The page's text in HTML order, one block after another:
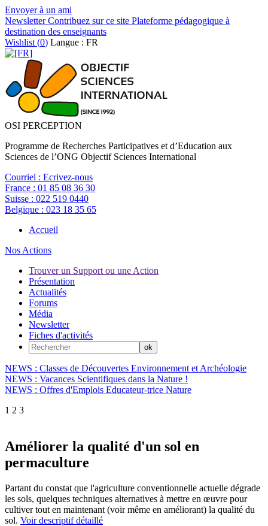
Envoyer à un ami
NewsletterContribuez sur ce site Plateforme pédagogique à
destination des enseignants
Wishlist (0) Langue : FR
OSI PERCEPTION
Programme de Recherches Participatives et d’Education aux
Sciences de l’ONG Objectif Sciences International
Courriel : Ecrivez-nous
France : 01 85 08 36 30
Suisse : 022 519 0440
Belgique : 023 18 35 65
Accueil
Nos Actions
Trouver un Support ou une Action
Présentation
Actualités
Forums
Média
Newsletter
Fiches d'activités
NEWS : Classes de Découvertes Environnement et Archéologie
NEWS : Vacances Scientifiques dans la Nature !
NEWS : Offres d'Emplois Educateur-trice Nature
1 2 3
Améliorer la qualité d'un sol en
permaculture
Partant du constat que l'agriculture conventionnelle actuelle dégrade
les sols, quelques techniques alternatives à mettre en œuvre pour
cultiver tout en maintenant (voir même en améliorant) la qualité du
sol. Voir descriptif détaillé